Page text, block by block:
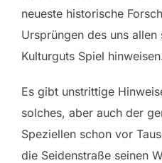
neueste historische
Ursprüngen des uns
Kulturguts Spiel
Es gibt unstrittige
solches, aber auch der
Speziellen schon vor
die Seidenstraße seinen